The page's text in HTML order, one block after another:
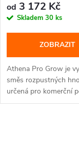
od 3 172 Kč
Skladem 30 ks
ZOBRAZIT
Athena Pro Grow je
směs rozpustných
určená pro komerční